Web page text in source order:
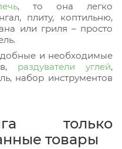
, то она легко
плиту, коптильню,
или гриля – просто
и необходимые
раздуватели углей,
набор инструментов
только
товары